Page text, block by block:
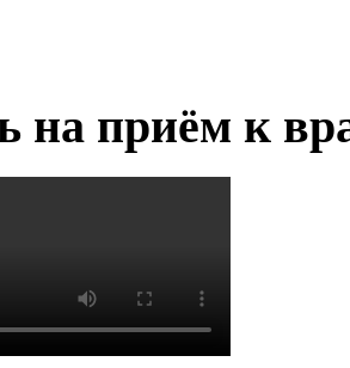
на приём к